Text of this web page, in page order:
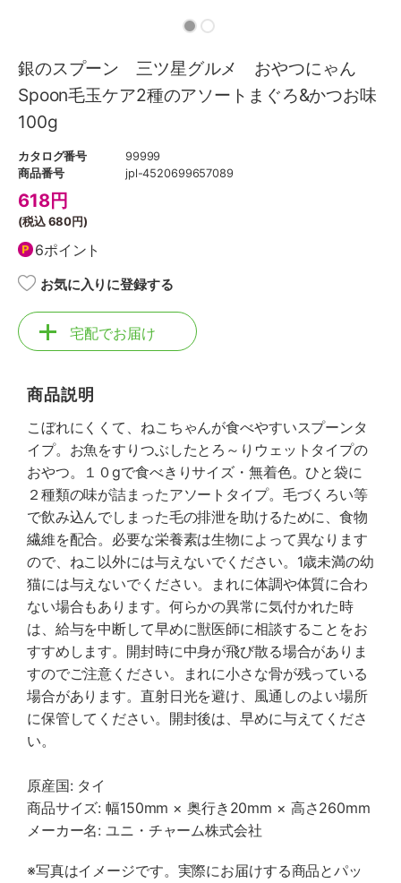
銀のスプーン 三ツ星グルメ おやつにゃん
Spoon毛玉ケア2種のアソートまぐろ&かつお味
100g
カタログ番号
99999
商品番号
jpl-4520699657089
618円
(税込680円)
6ポイント
お気に入りに登録する
宅配でお届け
商品説明
こぼれにくくて、ねこちゃんが食べやすいスプーンタ
イプ。お魚をすりつぶしたとろ～りウェットタイプの
おやつ。１０gで食べきりサイズ・無着色。ひと袋に
２種類の味が詰まったアソートタイプ。毛づくろい等
で飲み込んでしまった毛の排泄を助けるために、食物
繊維を配合。必要な栄養素は生物によって異なります
ので、ねこ以外には与えないでください。1歳未満の幼
猫には与えないでください。まれに体調や体質に合わ
ない場合もあります。何らかの異常に気付かれた時
は、給与を中断して早めに獣医師に相談することをお
すすめします。開封時に中身が飛び散る場合がありま
すのでご注意ください。まれに小さな骨が残っている
場合があります。直射日光を避け、風通しのよい場所
に保管してください。開封後は、早めに与えてくださ
い。
原産国: タイ
商品サイズ: 幅150mm × 奥行き20mm × 高さ260mm
メーカー名: ユニ・チャーム株式会社
※写真はイメージです。実際にお届けする商品とパッ